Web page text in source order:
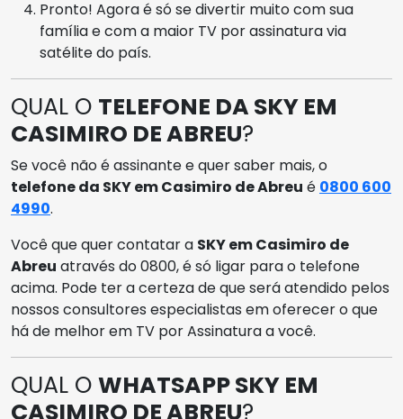
Pronto! Agora é só se divertir muito com sua
família e com a maior TV por assinatura via
satélite do país.
QUAL O TELEFONE DA SKY EM
CASIMIRO DE ABREU?
Se você não é assinante e quer saber mais, o
telefone da SKY em Casimiro de Abreu é 0800 600
4990.
Você que quer contatar a SKY em Casimiro de
Abreu através do 0800, é só ligar para o telefone
acima. Pode ter a certeza de que será atendido pelos
nossos consultores especialistas em oferecer o que
há de melhor em TV por Assinatura a você.
QUAL O WHATSAPP SKY EM
CASIMIRO DE ABREU?